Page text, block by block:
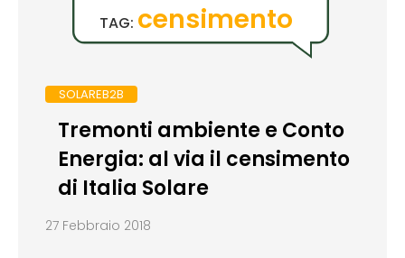
TAG: censimento
SOLAREB2B
Tremonti ambiente e Conto
Energia: al via il censimento
di Italia Solare
27 Febbraio 2018